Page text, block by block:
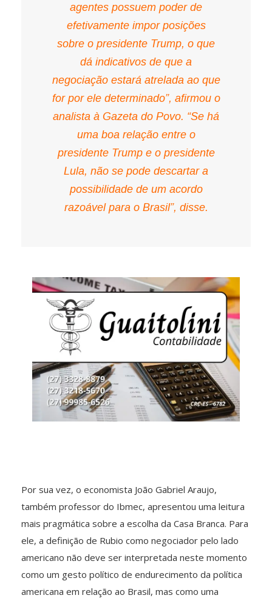
agentes possuem poder de
efetivamente impor posições
sobre o presidente Trump, o que
dá indicativos de que a
negociação estará atrelada ao que
for por ele determinado”, afirmou o
analista à Gazeta do Povo. “Se há
uma boa relação entre o
presidente Trump e o presidente
Lula, não se pode descartar a
possibilidade de um acordo
razoável para o Brasil”, disse.
Por sua vez, o economista João Gabriel Araujo,
também professor do Ibmec, apresentou uma leitura
mais pragmática sobre a escolha da Casa Branca. Para
ele, a definição de Rubio como negociador pelo lado
americano não deve ser interpretada neste momento
como um gesto político de endurecimento da política
americana em relação ao Brasil, mas como uma